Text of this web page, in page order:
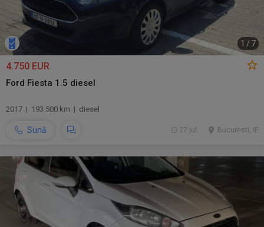
1 / 7
4.750 EUR
Ford Fiesta 1.5 diesel
2017 | 193.500 km | diesel
Sună Bucuresti, IF
27 jul.